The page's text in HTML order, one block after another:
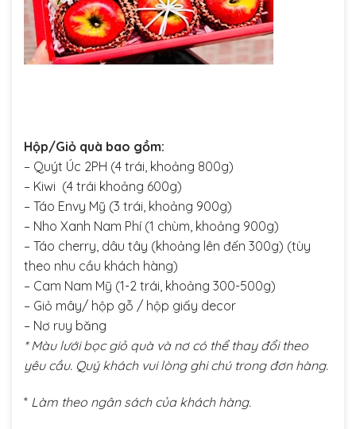
Hộp/Giỏ quà bao gồm:
– Quýt Úc 2PH (4 trái, khoảng 800g)
– Kiwi (4 trái khoảng 600g)
– Táo Envy Mỹ (3 trái, khoảng 900g)
– Nho Xanh Nam Phí (1 chùm, khoảng 900g)
– Táo cherry, dâu tây (khoảng lên đến 300g) (tùy
theo nhu cầu khách hàng)
– Cam Nam Mỹ (1-2 trái, khoảng 300-500g)
– Giỏ mây/ hộp gỗ / hộp giấy decor
– Nơ ruy băng
* Màu lưới bọc giỏ quà và nơ có thể thay đổi theo
yêu cầu. Quý khách vui lòng ghi chú trong đơn hàng.
* Làm theo ngân sách của khách hàng.